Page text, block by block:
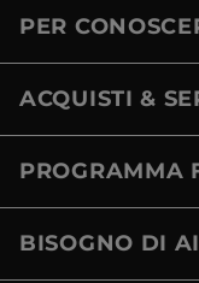
PER
ACQUISTI &
PROGRAMMA
BISOGNO DI